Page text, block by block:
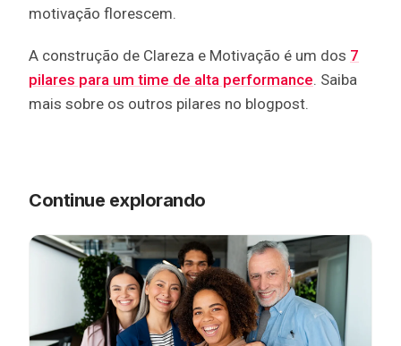
motivação florescem.
A construção de Clareza e Motivação é um dos 7
pilares para um time de alta performance. Saiba
mais sobre os outros pilares no blogpost.
Continue explorando